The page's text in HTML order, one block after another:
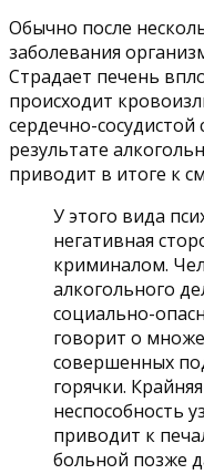
Обычно после
заболевания
Страдает печень
происходит
сердечно-
результате
приводит в итоге к
У этого вида
негативная
криминалом.
алкогольного
социально-
говорит о
совершенных
горячки.
неспособность
приводит к
больной позже